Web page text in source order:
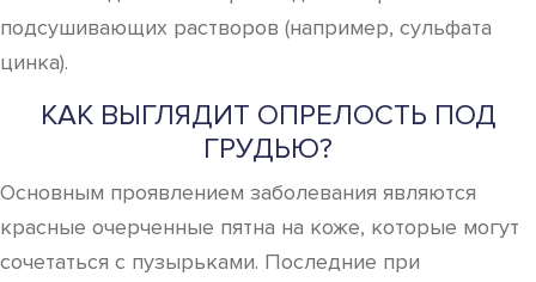
подсушивающих растворов (например, сульфата
цинка).
КАК ВЫГЛЯДИТ ОПРЕЛОСТЬ ПОД
ГРУДЬЮ?
Основным проявлением заболевания являются
красные очерченные пятна на коже, которые могут
сочетаться с пузырьками. Последние при